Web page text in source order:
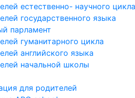
естественно- научного цикла
государственного языка
парламент
гуманитарного цикла
английского языка
начальной школы
для родителей